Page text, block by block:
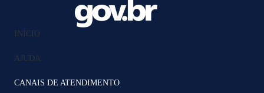
INÍCIO
AJUDA
CANAIS DE ATENDIMENTO